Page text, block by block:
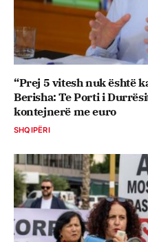
“Prej 5 vitesh nuk është
Berisha: Te Porti i
kontejnerë me euro
SHQIPËRI